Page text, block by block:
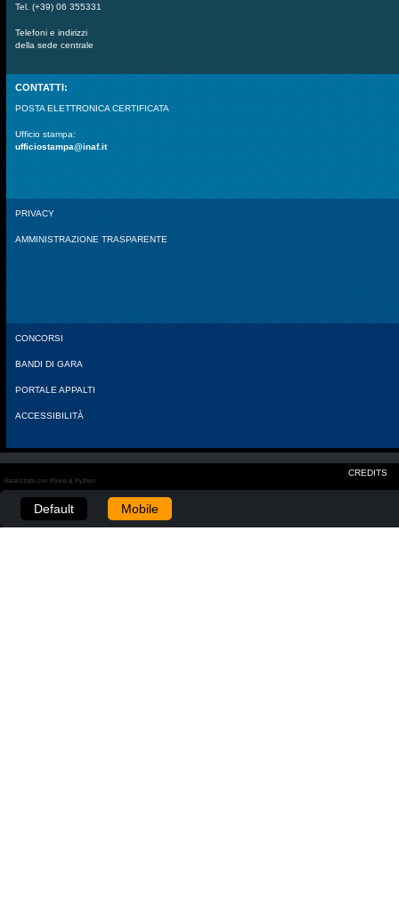
Tel. (+39) 06 355331
Telefoni e indirizzi
della sede centrale
CONTATTI:
POSTA ELETTRONICA CERTIFICATA
Ufficio stampa:
ufficiostampa@inaf.it
PRIVACY
AMMINISTRAZIONE TRASPARENTE
CONCORSI
BANDI DI GARA
PORTALE APPALTI
ACCESSIBILITÀ
CREDITS
Realizzato con Plone & Python
Default Mobile